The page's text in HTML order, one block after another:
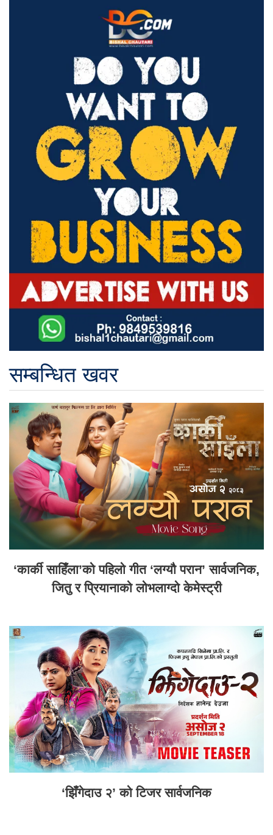
सम्बन्धित खवर
‘कार्की साहिँला’को पहिलो गीत ‘लग्यौ परान’ सार्वजनिक,
जितु र प्रियानाको लोभलाग्दो केमेस्ट्री
‘झिँगेदाउ २’ को टिजर सार्वजनिक